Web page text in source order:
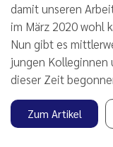
damit unseren
im März 2020 wohl
Nun gibt es
jungen Kolleginnen
dieser Zeit
Zum Artikel